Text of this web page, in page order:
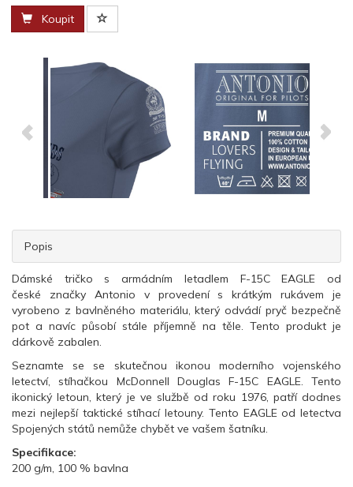
Koupit
Popis
Dámské tričko s armádním letadlem F-15C EAGLE od
české značky Antonio v provedení s krátkým rukávem je
vyrobeno z bavlněného materiálu, který odvádí pryč bezpečně
pot a navíc působí stále příjemně na těle. Tento produkt je
dárkově zabalen.
Seznamte se se skutečnou ikonou moderního vojenského
letectví, stíhačkou McDonnell Douglas F-15C EAGLE. Tento
ikonický letoun, který je ve službě od roku 1976, patří dodnes
mezi nejlepší taktické stíhací letouny. Tento EAGLE od letectva
Spojených států nemůže chybět ve vašem šatníku.
Specifikace:
200 g/m, 100 % bavlna